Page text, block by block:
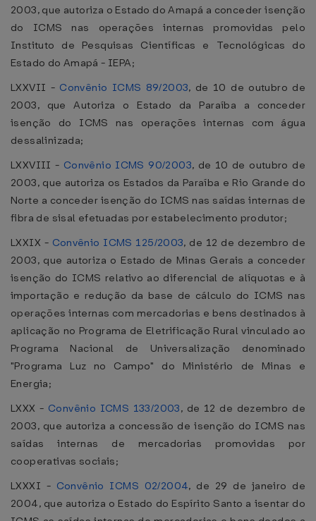
2003, que autoriza o Estado do Amapá a conceder isenção
do ICMS nas operações internas promovidas pelo
Instituto de Pesquisas Científicas e Tecnológicas do
Estado do Amapá - IEPA;
LXXVII - Convênio ICMS 89/2003, de 10 de outubro de
2003, que Autoriza o Estado da Paraíba a conceder
isenção do ICMS nas operações internas com água
dessalinizada;
LXXVIII - Convênio ICMS 90/2003, de 10 de outubro de
2003, que autoriza os Estados da Paraíba e Rio Grande do
Norte a conceder isenção do ICMS nas saídas internas de
fibra de sisal efetuadas por estabelecimento produtor;
LXXIX - Convênio ICMS 125/2003, de 12 de dezembro de
2003, que autoriza o Estado de Minas Gerais a conceder
isenção do ICMS relativo ao diferencial de alíquotas e à
importação e redução da base de cálculo do ICMS nas
operações internas com mercadorias e bens destinados à
aplicação no Programa de Eletrificação Rural vinculado ao
Programa Nacional de Universalização denominado
"Programa Luz no Campo" do Ministério de Minas e
Energia;
LXXX - Convênio ICMS 133/2003, de 12 de dezembro de
2003, que autoriza a concessão de isenção do ICMS nas
saídas internas de mercadorias promovidas por
cooperativas sociais;
LXXXI - Convênio ICMS 02/2004, de 29 de janeiro de
2004, que autoriza o Estado do Espírito Santo a isentar do